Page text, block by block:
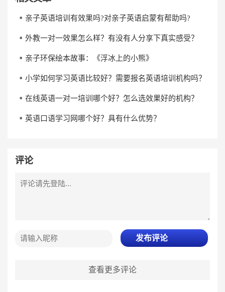
亲子英语培训有效果吗?对亲子英语启蒙有帮助吗?
外教一对一效果怎么样？有没有人分享下真实感受？
亲子环保绘本故事：《浮冰上的小熊》
小学如何学习英语比较好？需要报名英语培训机构吗？
在线英语一对一培训哪个好？怎么选效果好的机构？
英语口语学习网哪个好？具有什么优势？
评论
发布评论
查看更多评论